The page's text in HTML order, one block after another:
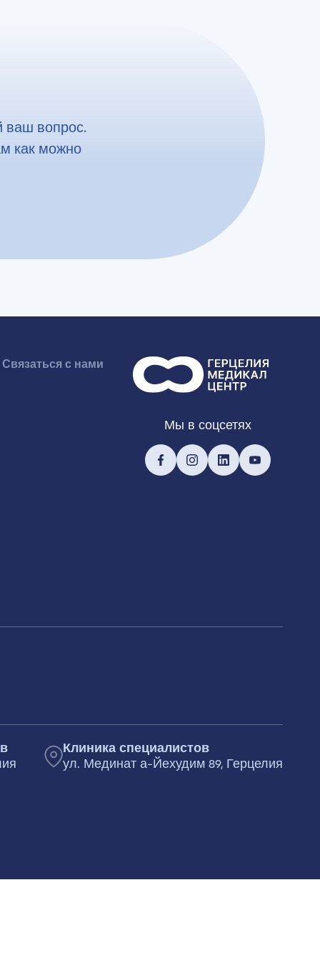
ваш вопрос.
как можно
Связаться с нами
Мы в соцсетях
Клиника специалистов
ул. Мединат а-Йехудим 89, Герцелия